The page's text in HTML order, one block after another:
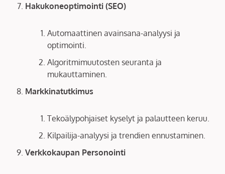
Hakukoneoptimointi (SEO)
Automaattinen avainsana-analyysi ja
optimointi.
Algoritmimuutosten seuranta ja
mukauttaminen.
Markkinatutkimus
Tekoälypohjaiset kyselyt ja palautteen keruu.
Kilpailija-analyysi ja trendien ennustaminen.
Verkkokaupan Personointi